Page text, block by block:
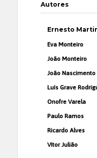
Autores
Ernesto
Eva Monteiro
João Monteiro
João Nascimento
Luís Grave
Onofre Varela
Paulo Ramos
Ricardo Alves
Vítor Julião